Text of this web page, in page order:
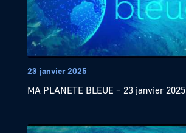
23 janvier 2025
MA PLANETE BLEUE – 23 janvier 2025